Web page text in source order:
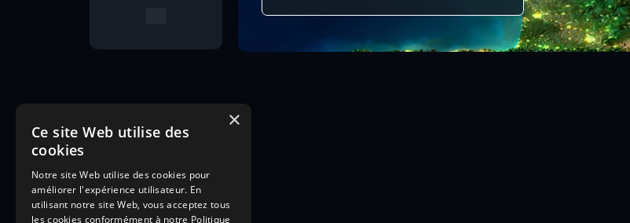
×
Ce site Web utilise des
cookies
Notre site Web utilise des cookies pour
améliorer l'expérience utilisateur. En
utilisant notre site Web, vous acceptez tous
les cookies conformément à notre Politique